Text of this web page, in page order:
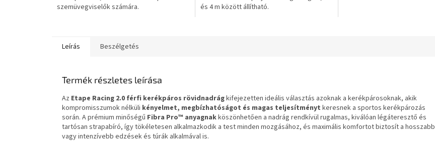
szemüvegviselők számára.
és 4 m között állítható.
Leírás Beszélgetés
Termék részletes leírása
Az Etape Racing 2.0 férfi kerékpáros rövidnadrágkifejezetten ideális választás azoknak a kerékpárosoknak, akik
kompromisszumok nélküli kényelmet, megbízhatóságot és magas teljesítményt keresnek a sportos kerékpározás
során. A prémium minőségű Fibra Pro™ anyagnakköszönhetően a nadrág rendkívül rugalmas, kiválóan légáteresztő és
tartósan strapabíró, így tökéletesen alkalmazkodik a test minden mozgásához, és maximális komfortot biztosít a hosszabb
vagy intenzívebb edzések és túrák alkalmával is.